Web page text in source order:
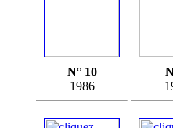
N° 10
1986